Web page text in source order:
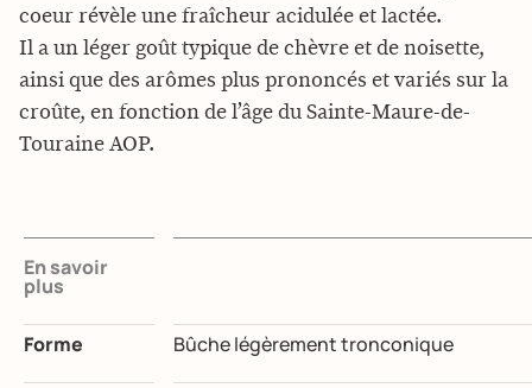
coeur révèle une fraîcheur acidulée et lactée.
Il a un léger goût typique de chèvre et de noisette,
ainsi que des arômes plus prononcés et variés sur la
croûte, en fonction de l’âge du Sainte-Maure-de-
Touraine AOP.
En savoir
plus
Forme Bûche légèrement tronconique